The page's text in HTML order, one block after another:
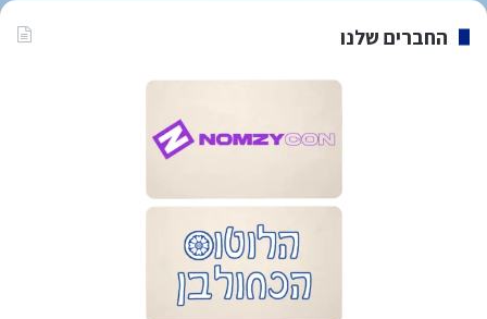
החברים שלנו